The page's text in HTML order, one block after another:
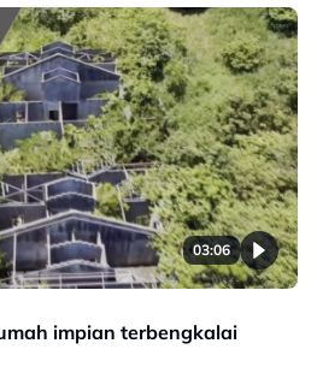
03:06
impian terbengkalai